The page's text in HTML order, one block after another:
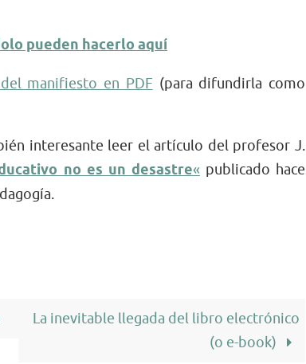
pueden hacerlo aquí
manifiesto en PDF (para difundirla como
interesante leer el artículo del profesor J.
no es un desastre« publicado hace
La inevitable llegada del libro electrónico
(o e-book)